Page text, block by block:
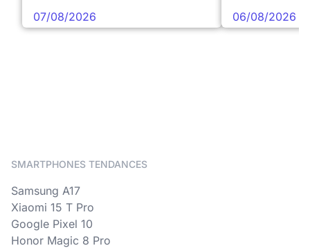
07/08/2026 06/08/2026
SMARTPHONES TENDANCES
Samsung A17
Xiaomi 15 T Pro
Google Pixel 10
Honor Magic 8 Pro